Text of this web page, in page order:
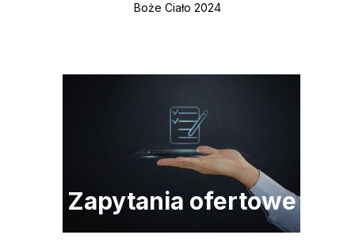
Boże Ciało 2024
Zapytania ofertowe